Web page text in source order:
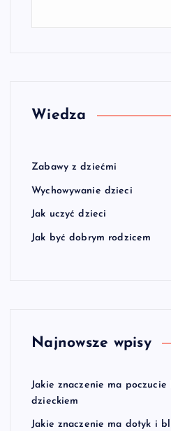
Wiedza
Zabawy z dziećmi
Wychowywanie dzieci
Jak uczyć dzieci
Jak być dobrym rodzicem
Najnowsze wpisy
Jakie znaczenie ma
dzieckiem
Jakie znaczenie ma dotyk i